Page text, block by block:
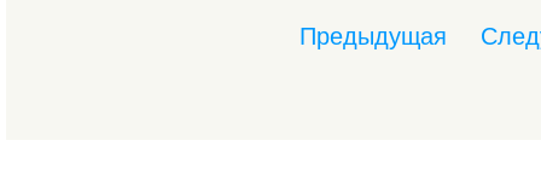
Предыдущая